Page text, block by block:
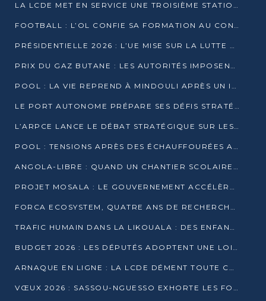
LA LCDE MET EN SERVICE UNE TROISIÈME STATION D’EAU POTABLE À MFILOU
FOOTBALL : L’OL CONFIE SA FORMATION AU CONGOLAIS CHRISTIAN BASSILA
PRÉSIDENTIELLE 2026 : L’UE MISE SUR LA LUTTE CONTRE LA DÉSINFORMATION
PRIX DU GAZ BUTANE : LES AUTORITÉS IMPOSENT LE RESPECT DES PRIX RÉGLEMENTÉS
POOL : LA VIE REPREND À MINDOULI APRÈS UN INCIDENT ARMÉ SUR LA RN1
LE PORT AUTONOME PRÉPARE SES DÉFIS STRATÉGIQUES DE 2026
L’ARPCE LANCE LE DÉBAT STRATÉGIQUE SUR LES DONNÉES, L’IA ET LA FINANCE NUMÉRIQUE AU CONGO
POOL : TENSIONS APRÈS DES ÉCHAUFFOURÉES ARMÉES ENTRE DGSP ET EX-MILICIENS NINJA
ANGOLA-LIBRE : QUAND UN CHANTIER SCOLAIRE DEVIENT LE MIROIR D’UN CONGO EN MOUVEMENT
PROJET MOSALA : LE GOUVERNEMENT ACCÉLÈRE L’INSERTION DES JEUNES EN 2026
FORCA ECOSYSTEM, QUATRE ANS DE RECHERCHE DE TERRAIN AVANT UN LANCEMENT OFFICIEL EN 2026
TRAFIC HUMAIN DANS LA LIKOUALA : DES ENFANTS AUTOCHTONES RÉDUITS AU TRAVAIL FORCÉ
BUDGET 2026 : LES DÉPUTÉS ADOPTENT UNE LOI DES FINANCES DE PLUS DE 2500 MILLIARDS FCFA
ARNAQUE EN LIGNE : LA LCDE DÉMENT TOUTE CAMPAGNE DE RECRUTEMENT
VŒUX 2026 : SASSOU-NGUESSO EXHORTE LES FORCES VIVES À RENFORCER L’UNITÉ